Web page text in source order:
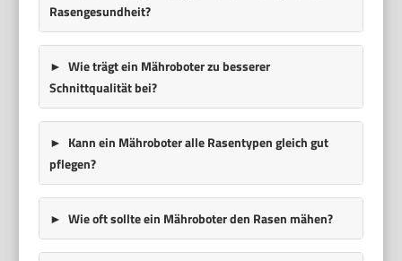
Rasengesundheit?
Wie trägt ein Mähroboter zu besserer
Schnittqualität bei?
Kann ein Mähroboter alle Rasentypen gleich gut
pflegen?
Wie oft sollte ein Mähroboter den Rasen mähen?